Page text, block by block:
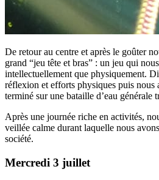
De retour au centre et après le goûter
grand “jeu tête et bras” : un jeu qui
intellectuellement que physiquement.
réflexion et efforts physiques puis nous
terminé sur une bataille d’eau générale
Après une journée riche en activités,
veillée calme durant laquelle nous
société.
Mercredi 3 juillet